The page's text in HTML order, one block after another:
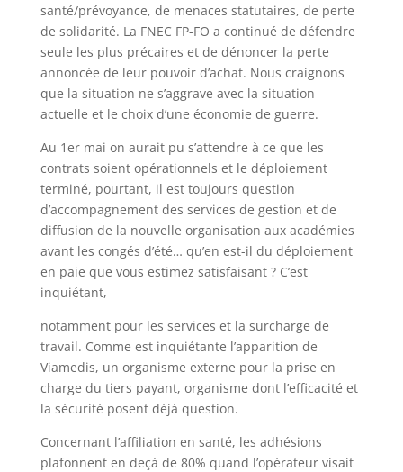
santé/prévoyance, de menaces statutaires, de perte
de solidarité. La FNEC FP-FO a continué de défendre
seule les plus précaires et de dénoncer la perte
annoncée de leur pouvoir d’achat. Nous craignons
que la situation ne s’aggrave avec la situation
actuelle et le choix d’une économie de guerre.
Au 1er mai on aurait pu s’attendre à ce que les
contrats soient opérationnels et le déploiement
terminé, pourtant, il est toujours question
d’accompagnement des services de gestion et de
diffusion de la nouvelle organisation aux académies
avant les congés d’été… qu’en est-il du déploiement
en paie que vous estimez satisfaisant ? C’est
inquiétant,
notamment pour les services et la surcharge de
travail. Comme est inquiétante l’apparition de
Viamedis, un organisme externe pour la prise en
charge du tiers payant, organisme dont l’efficacité et
la sécurité posent déjà question.
Concernant l’affiliation en santé, les adhésions
plafonnent en deçà de 80% quand l’opérateur visait